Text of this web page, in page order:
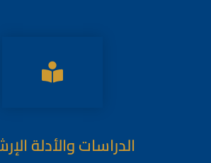
الدراسات والأدلة